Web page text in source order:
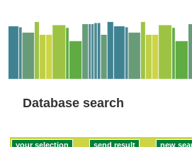
Database search